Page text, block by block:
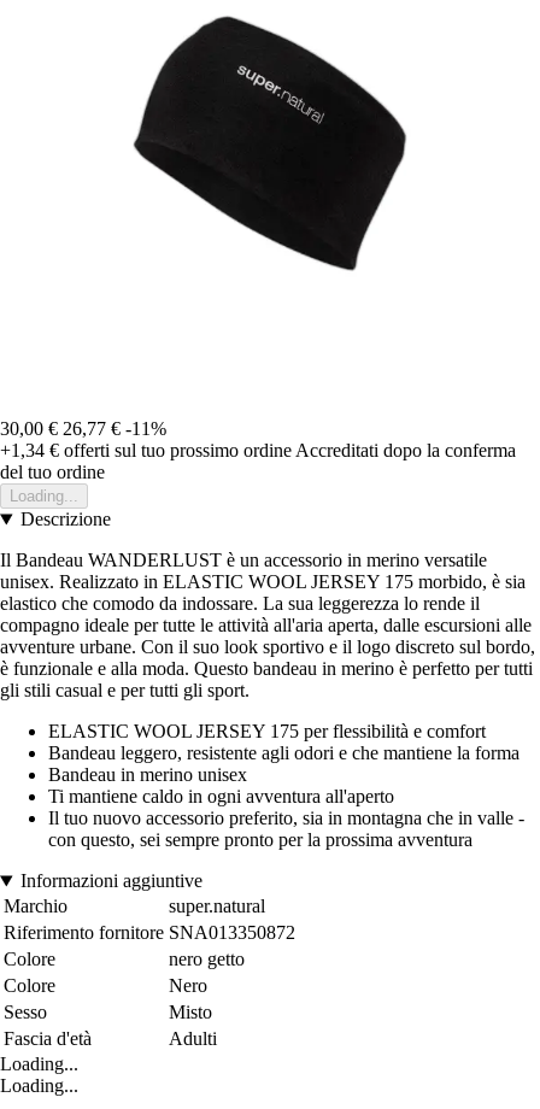
30,00 € 26,77 € -11%
+1,34 € offerti sul tuo prossimo ordine Accreditati dopo la conferma
del tuo ordine
Loading...
Descrizione
Il Bandeau WANDERLUST è un accessorio in merino versatile
unisex. Realizzato in ELASTIC WOOL JERSEY 175 morbido, è sia
elastico che comodo da indossare. La sua leggerezza lo rende il
compagno ideale per tutte le attività all'aria aperta, dalle escursioni alle
avventure urbane. Con il suo look sportivo e il logo discreto sul bordo,
è funzionale e alla moda. Questo bandeau in merino è perfetto per tutti
gli stili casual e per tutti gli sport.
ELASTIC WOOL JERSEY 175 per flessibilità e comfort
Bandeau leggero, resistente agli odori e che mantiene la forma
Bandeau in merino unisex
Ti mantiene caldo in ogni avventura all'aperto
Il tuo nuovo accessorio preferito, sia in montagna che in valle -
con questo, sei sempre pronto per la prossima avventura
Informazioni aggiuntive
Marchio
super.natural
Riferimento fornitore SNA013350872
Colore
nero getto
Colore
Nero
Sesso
Misto
Fascia d'età
Adulti
Loading...
Loading...